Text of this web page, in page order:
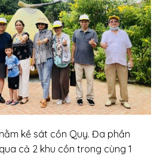
kề sát cồn Quy. Đa phần
cả 2 khu cồn trong cùng 1